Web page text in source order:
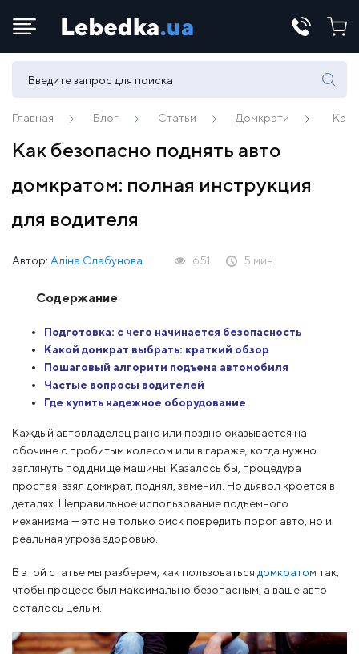
Телефоны:
(067) 430 82-15
office@lebedka.ua
Главная Блог Статьи Домкрати Как
Как безопасно поднять авто
домкратом: полная инструкция
для водителя
Автор: Аліна Слабунова 651 5 мин.
Содержание
Подготовка: с чего начинается безопасность
Какой домкрат выбрать: краткий обзор
Пошаговый алгоритм подъема автомобиля
Частые вопросы водителей
Где купить надежное оборудование
Каждый автовладелец рано или поздно оказывается на
обочине с пробитым колесом или в гараже, когда нужно
заглянуть под днище машины. Казалось бы, процедура
простая: взял домкрат, поднял, заменил. Но дьявол кроется в
деталях. Неправильное использование подъемного
механизма — это не только риск повредить порог авто, но и
реальная угроза здоровью.
В этой статье мы разберем, как пользоваться домкратом так,
чтобы процесс был максимально безопасным, а ваше авто
осталось целым.